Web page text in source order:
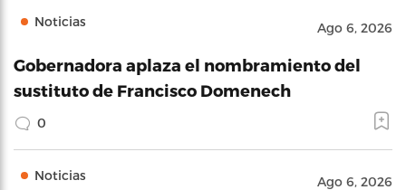
Noticias Ago 6, 2026
Gobernadora aplaza el nombramiento del
sustituto de Francisco Domenech
0
Noticias Ago 6, 2026